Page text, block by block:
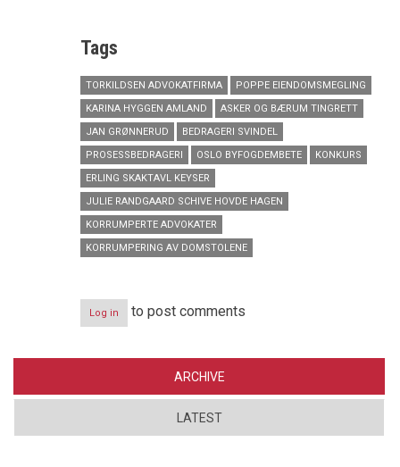
Tags
TORKILDSEN ADVOKATFIRMA
POPPE EIENDOMSMEGLING
KARINA HYGGEN AMLAND
ASKER OG BÆRUM TINGRETT
JAN GRØNNERUD
BEDRAGERI SVINDEL
PROSESSBEDRAGERI
OSLO BYFOGDEMBETE
KONKURS
ERLING SKAKTAVL KEYSER
JULIE RANDGAARD SCHIVE HOVDE HAGEN
KORRUMPERTE ADVOKATER
KORRUMPERING AV DOMSTOLENE
Log in to post comments
ARCHIVE
LATEST